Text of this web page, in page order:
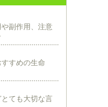
副作用、注意
すめの生命
ても大切な言